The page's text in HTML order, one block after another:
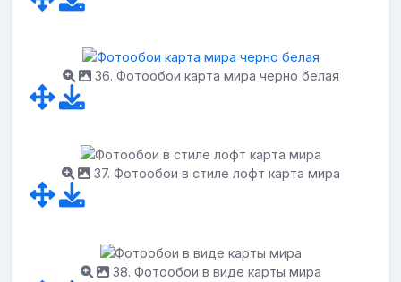
36. Фотообои карта мира черно белая
37. Фотообои в стиле лофт карта мира
38. Фотообои в виде карты мира